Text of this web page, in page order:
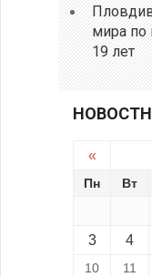
мира по
19 лет
«
Пн Вт
3 4
10
11